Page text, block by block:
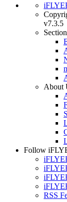
v7.3.5
About
Follow
RSS